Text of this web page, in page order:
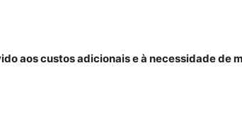
aos custos adicionais e à necessidade de